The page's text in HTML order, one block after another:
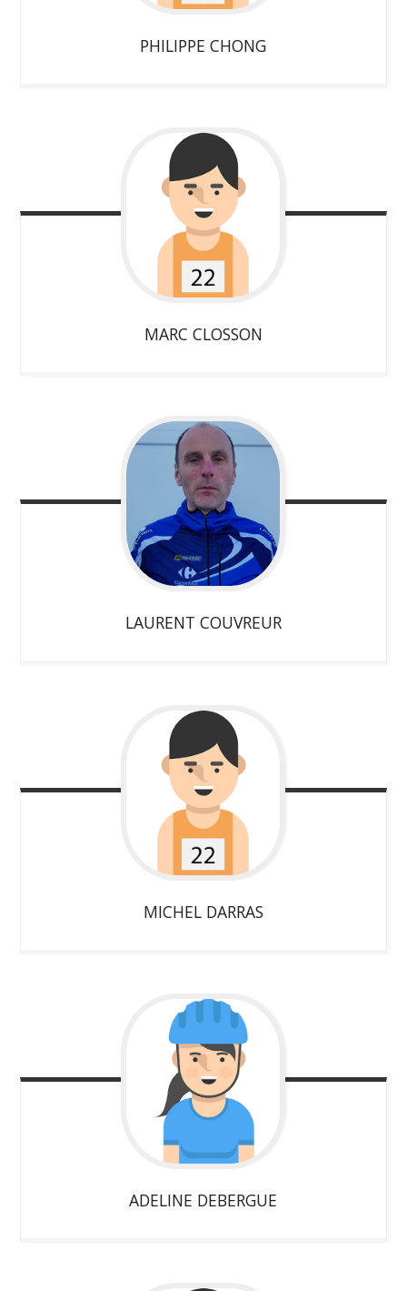
PHILIPPE CHONG
MARC CLOSSON
LAURENT COUVREUR
MICHEL DARRAS
ADELINE DEBERGUE